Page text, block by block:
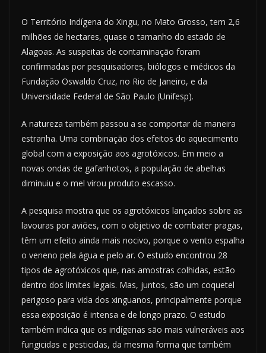
O Território Indígena do Xingu, no Mato Grosso, tem 2,6
milhões de hectares, quase o tamanho do estado de
Alagoas. As suspeitas de contaminação foram
confirmadas por pesquisadores, biólogos e médicos da
Fundação Oswaldo Cruz, no Rio de Janeiro, e da
Universidade Federal de São Paulo (Unifesp).
A natureza também passou a se comportar de maneira
estranha. Uma combinação dos efeitos do aquecimento
global com a exposição aos agrotóxicos. Em meio a
novas ondas de gafanhotos, a população de abelhas
diminuiu e o mel virou produto escasso.
A pesquisa mostra que os agrotóxicos lançados sobre as
lavouras por aviões, com o objetivo de combater pragas,
têm um efeito ainda mais nocivo, porque o vento espalha
o veneno pela água e pelo ar. O estudo encontrou 28
tipos de agrotóxicos que, nas amostras colhidas, estão
dentro dos limites legais. Mas, juntos, são um coquetel
perigoso para vida dos xinguanos, principalmente porque
essa exposição é intensa e de longo prazo. O estudo
também indica que os indígenas são mais vulneráveis aos
fungicidas e pesticidas, da mesma forma que também